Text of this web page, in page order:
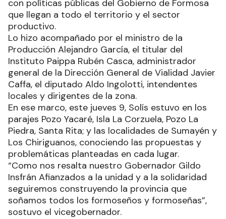
con políticas públicas del Gobierno de Formosa
que llegan a todo el territorio y el sector
productivo.
Lo hizo acompañado por el ministro de la
Producción Alejandro García, el titular del
Instituto Paippa Rubén Casca, administrador
general de la Dirección General de Vialidad Javier
Caffa, el diputado Aldo Ingolotti, intendentes
locales y dirigentes de la zona.
En ese marco, este jueves 9, Solís estuvo en los
parajes Pozo Yacaré, Isla La Corzuela, Pozo La
Piedra, Santa Rita; y las localidades de Sumayén y
Los Chiriguanos, conociendo las propuestas y
problemáticas planteadas en cada lugar.
“Como nos resalta nuestro Gobernador Gildo
Insfrán Afianzados a la unidad y a la solidaridad
seguiremos construyendo la provincia que
soñamos todos los formoseños y formoseñas”,
sostuvo el vicegobernador.